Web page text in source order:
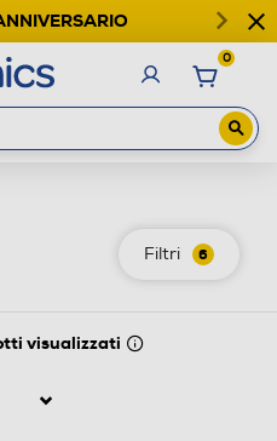
0
Filtri 6
visualizzati